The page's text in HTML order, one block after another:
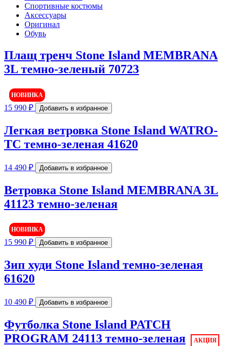
10000
15000
20000
Спортивные костюмы
Аксессуары
Оригинал
Обувь
Плащ тренч Stone Island MEMBRANA
3L темно-зеленый 70723
НОВИНКА
15 990 ₽ Добавить в избранное
Легкая ветровка Stone Island WATRO-
TC темно-зеленая 41620
14 490 ₽ Добавить в избранное
Ветровка Stone Island MEMBRANA 3L
41123 темно-зеленая
НОВИНКА
15 990 ₽ Добавить в избранное
Зип худи Stone Island темно-зеленая
61620
10 490 ₽ Добавить в избранное
Футболка Stone Island PATCH
PROGRAM 24113 темно-зеленая